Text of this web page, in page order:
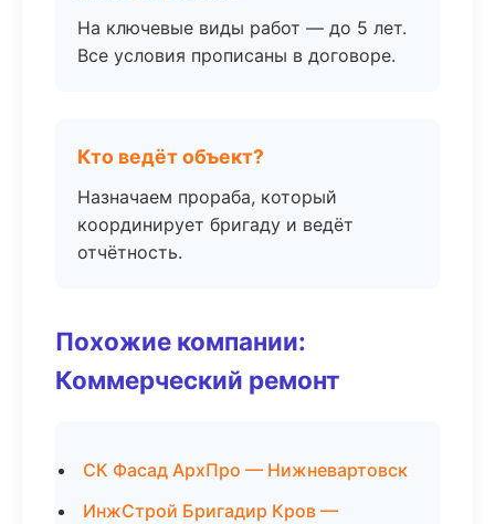
На ключевые виды работ — до 5 лет.
Все условия прописаны в договоре.
Кто ведёт объект?
Назначаем прораба, который
координирует бригаду и ведёт
отчётность.
Похожие компании:
Коммерческий ремонт
СК Фасад АрхПро — Нижневартовск
ИнжСтрой Бригадир Кров —